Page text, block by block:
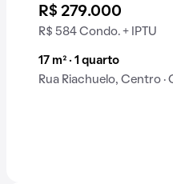
R$ 279.000
R$ 584 Condo. + IPTU
17 m² · 1 quarto
Rua Riachuelo, Centro ·